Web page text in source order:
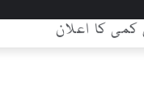
کمی کا اعلان